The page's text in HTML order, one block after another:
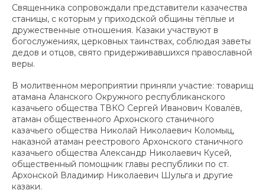
Священника сопровождали представители казачества
станицы, с которым у приходской общины тёплые и
дружественные отношения. Казаки участвуют в
богослужениях, церковных таинствах, соблюдая заветы
дедов и отцов, свято придерживавшихся православной
веры.
В молитвенном мероприятии приняли участие: товарищ
атамана Аланского Окружного республиканского
казачьего общества ТВКО Сергей Иванович Ковалёв,
атаман общественного Архонского станичного
казачьего общества Николай Николаевич Коломыц,
наказной атаман реестрового Архонского станичного
казачьего общества Александр Николаевич Кусей,
общественный помощник главы республики по ст.
Архонской Владимир Николаевич Шульга и другие
казаки.